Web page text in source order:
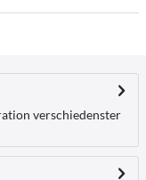
verschiedenster